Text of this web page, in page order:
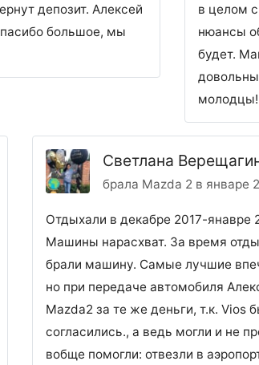
депозит. Алексей
большое, мы
в целом
нюансы
будет.
Светлана
брала Mazda 2 в январе
Отдыхали в декабре 2017-янавре
Машины нарасхват. За время
брали машину. Самые лучшие
но при передаче автомобиля
Mazda2 за те же деньги, т.к.
согласились., а ведь могли и не
вобще помогли: отвезли в